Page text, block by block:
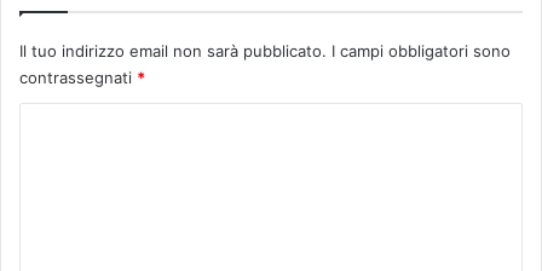
Il tuo indirizzo email non sarà pubblicato. I campi obbligatori sono
contrassegnati *